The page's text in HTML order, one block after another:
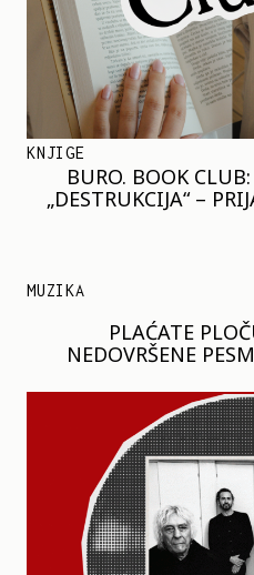
KNJIGE
BURO. BOOK
„DESTRUKCIJA“ –
MUZIKA
PLAĆATE
NEDOVRŠENE